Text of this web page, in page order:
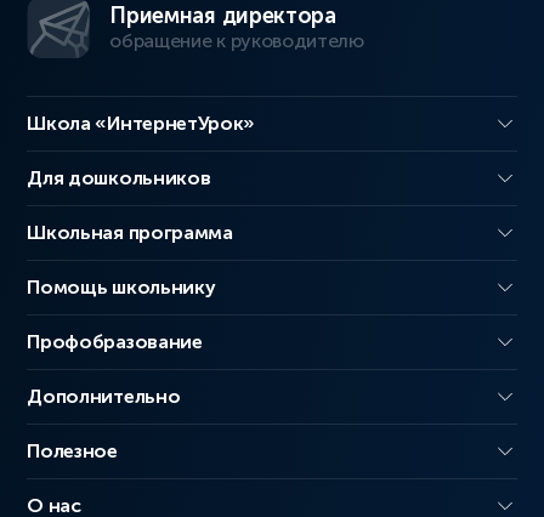
Приемная директора
обращение к руководителю
Школа «ИнтернетУрок»
Для дошкольников
Школьная программа
Помощь школьнику
Профобразование
Дополнительно
Полезное
О нас